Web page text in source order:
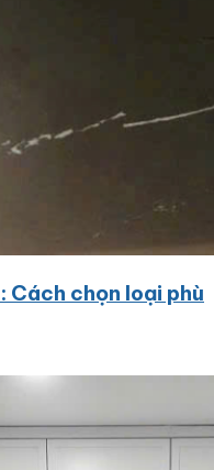
Cách chọn loại phù